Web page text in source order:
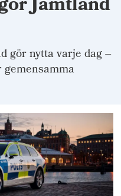
gör nytta varje dag –